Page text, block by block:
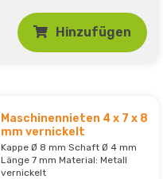
Hinzufügen
Maschinennieten 4 x 7 x 8
mm vernickelt
Kappe Ø 8 mm Schaft Ø 4 mm
Länge 7 mm Material: Metall
vernickelt